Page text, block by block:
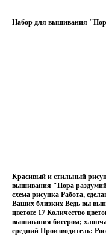
Набор для вышивания
Красивый и стильный
вышивания "Пора раздумий"
схема рисунка Работа,
Ваших близких Ведь вы
цветов: 17 Количество
вышивания бисером;
средний Производитель: